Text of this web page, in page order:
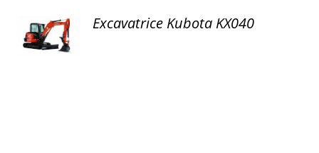
DÉTAILS
Excavatrice Kubota KX040